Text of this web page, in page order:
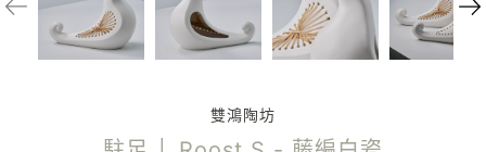
雙鴻陶坊